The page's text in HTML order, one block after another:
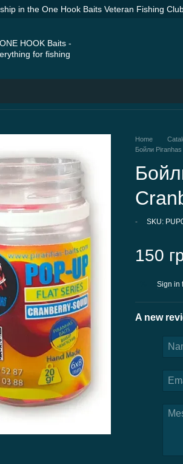
in the One Hook Baits Veteran Fishing
Home
Бойли
- SKU:
150
Sign in
A new